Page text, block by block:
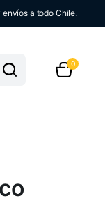
a todo Chile.
0